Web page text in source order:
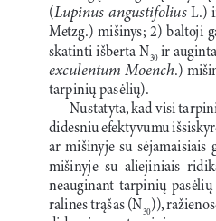
(Lupinus  angustifolius
L.)
Metzg.)  mišinys;  2)  baltoji
skatinti išberta N30 ir auginta
exculentum Moench .)
tarpinių pasėlių).
Nustatyta, kad visi
didesniu efektyvumu
ar  mišinyje  su  sėjamaisiais
mišinyje  su  aliejiniais
neauginant  tarpinių
ralines trąšas (N30)),